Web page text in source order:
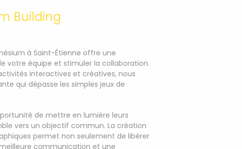
Building
à Saint-Étienne offre une
votre équipe et stimuler la collaboration.
interactives et créatives, nous
qui dépasse les simples jeux de
de mettre en lumière leurs
vers un objectif commun. La création
permet non seulement de libérer
communication et une